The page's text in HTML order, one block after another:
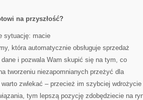
na przyszłość?
sytuację: macie
która automatycznie obsługuje sprzedaż
dane i pozwala Wam skupić się na tym, co
tworzeniu niezapomnianych przeżyć dla
zwlekać – przecież im szybciej wdrożycie
tym lepszą pozycję zdobędziecie na